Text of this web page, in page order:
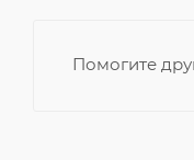
Помогите